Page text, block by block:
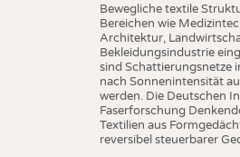
Bewegliche textile
Bereichen wie
Architektur,
Bekleidungsindustrie
sind Schattierungsnetze
nach Sonnenintensität
werden. Die Deutschen
Faserforschung
Textilien aus
reversibel steuerbarer